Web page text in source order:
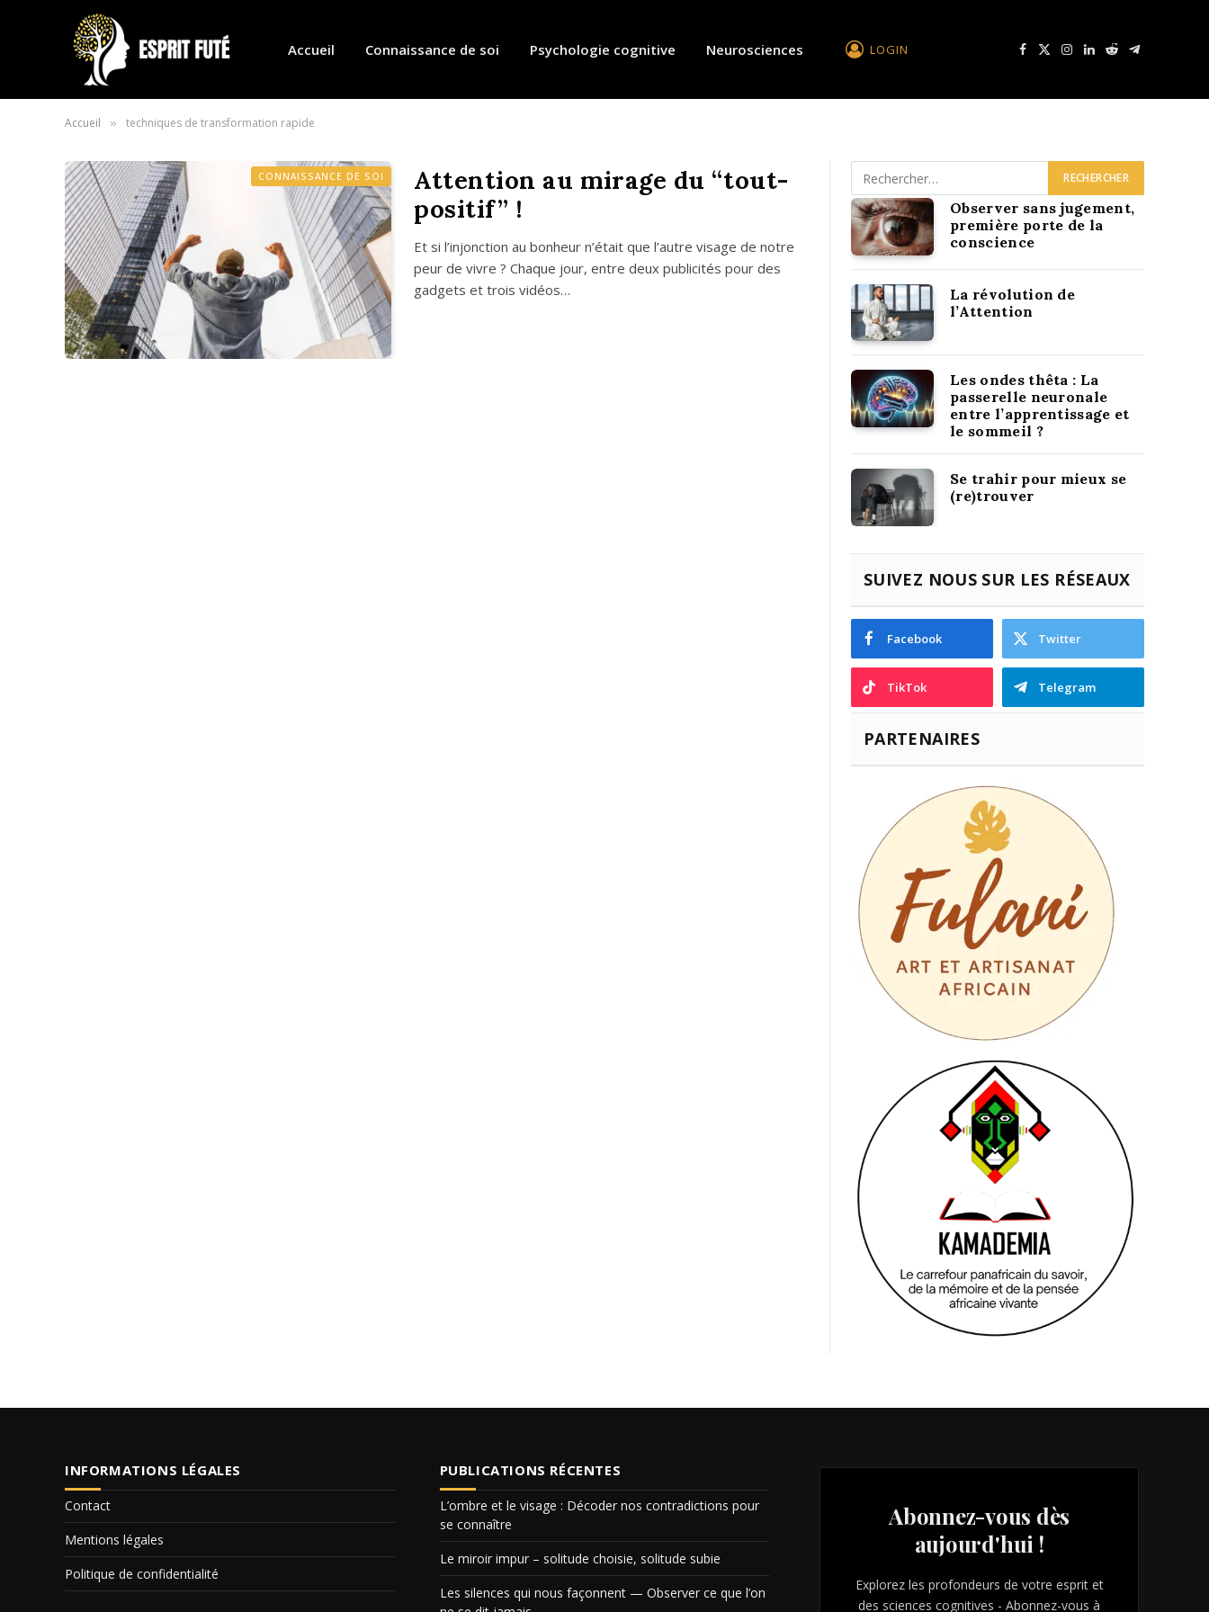
Accueil Connaissance de soi Psychologie cognitive Neurosciences LOGIN Facebook
X Instagram
LinkedIn
RedditTélégramme
Accueil » techniques de transformation rapide
CONNAISSANCE DE SOI
Attention au mirage du “tout-
positif” !
Et si l’injonction au bon­heur n’était que l’autre visage de notre
peur de vivre ? Chaque jour, entre deux publi­ci­tés pour des
gad­gets et trois vidéos…
Observer sans jugement,
première porte de la
conscience
La révolution de
l’Attention
Les ondes thêta : La
passerelle neuronale
entre l’apprentissage et
le sommeil ?
Se trahir pour mieux se
(re)trouver
SUIVEZ NOUS SUR LES RÉSEAUX
Facebook Twitter
TikTok Telegram
PARTENAIRES
INFORMATIONS LÉGALES
Contact
Mentions légales
Politique de confidentialité
PUBLICATIONS RÉCENTES
L’ombre et le visage : Décoder nos contradictions pour
se connaître
Le miroir impur – solitude choisie, solitude subie
Les silences qui nous façonnent — Observer ce que l’on
Abonnez-vous dès
aujourd'hui !
Explorez les profondeurs de votre esprit et
des sciences cognitives - Abonnez-vous à